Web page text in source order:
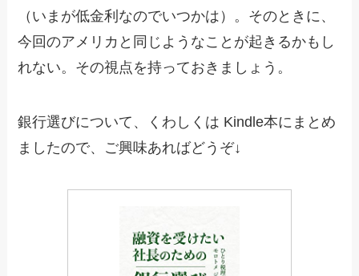
（いまが低金利なのでいつかは）。そのときに、
今回のアメリカと同じようなことが起きるかもし
れない。その視点を持っておきましょう。
銀行選びについて、くわしくは Kindle本にまとめ
ましたので、ご興味あればどうぞ↓